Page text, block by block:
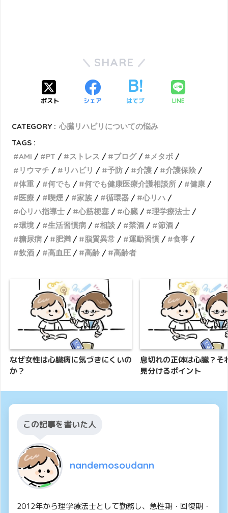
SHARE
ポスト シェア はてブ LINE
CATEGORY : 心臓リハビリについての悩み
TAGS :
AMI
PT ストレス ブログ
メタボ
リウマチ
リハビリ 予防 介護
介護保険
体重
何でも 何でも健康医療介護相談所
健康
医療
喫煙 家族 循環器
心リハ
心リハ指導士
心筋梗塞 心臓
理学療法士
環境
生活習慣病 相談 禁酒
節酒
糖尿病
肥満 脂質異常 運動習慣
食事
飲酒
高血圧 高齢 高齢者
なぜ女性は心臓病に気づきにくいの
か？
息切れの正体は心臓？そ
見分けるポイント
この記事を書いた人
nandemosoudann
2012年から理学療法士として勤務し、急性期・回復期・